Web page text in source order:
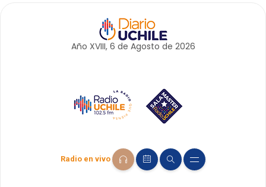
Año XVIII, 6 de Agosto de 2026
Radio en vivo